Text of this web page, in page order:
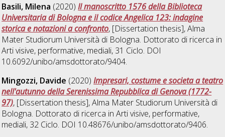
Basili, Milena (2020)Il manoscritto 1576 della Biblioteca
Universitaria di Bologna e il codice Angelica 123: indagine
storica e notazioni a confronto, [Dissertation thesis], Alma
Mater Studiorum Università di Bologna. Dottorato di ricerca in
Arti visive, performative, mediali, 31 Ciclo. DOI
10.6092/unibo/amsdottorato/9404.
Mingozzi, Davide (2020)Impresari, costume e societa a teatro
nell'autunno della Serenissima Repubblica di Genova (1772-
97), [Dissertation thesis], Alma Mater Studiorum Università di
Bologna. Dottorato di ricerca inArti visive, performative,
mediali, 32 Ciclo. DOI 10.48676/unibo/amsdottorato/9406.